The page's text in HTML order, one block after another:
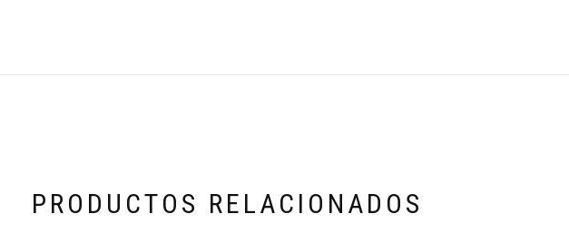
PRODUCTOS RELACIONADOS